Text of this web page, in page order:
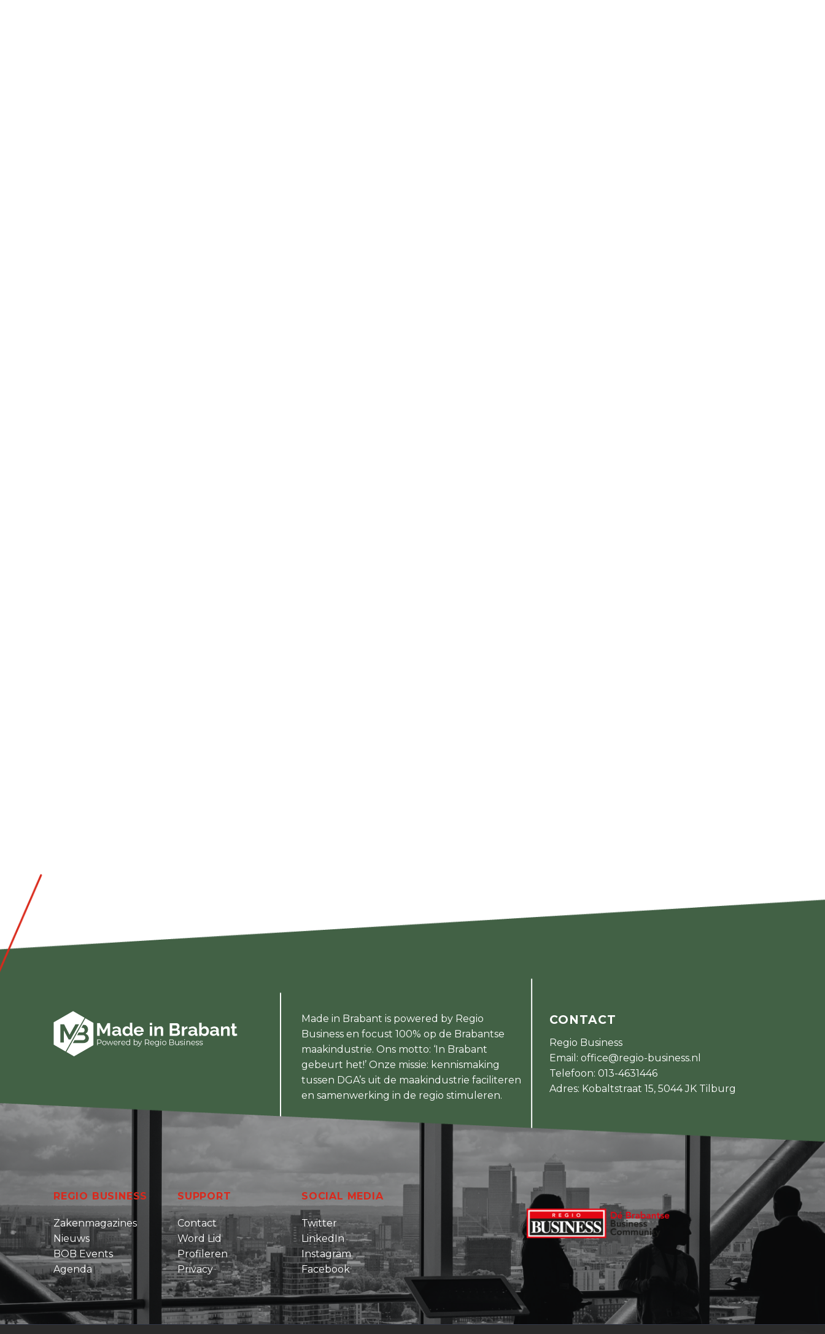
Made in Brabant is powered by Regio
Business en focust 100% op de Brabantse
maakindustrie. Ons motto: ‘In Brabant
gebeurt het!’ Onze missie: kennismaking
tussen DGA’s uit de maakindustrie faciliteren
en samenwerking in de regio stimuleren.
CONTACT
Regio Business
Email: office@regio-business.nl
Telefoon: 013-4631446
Adres: Kobaltstraat 15, 5044 JK Tilburg
REGIO BUSINESS
Zakenmagazines
Nieuws
BOB Events
Agenda
SUPPORT
Contact
Word Lid
Profileren
Privacy
SOCIAL MEDIA
Twitter
LinkedIn
Instagram
Facebook